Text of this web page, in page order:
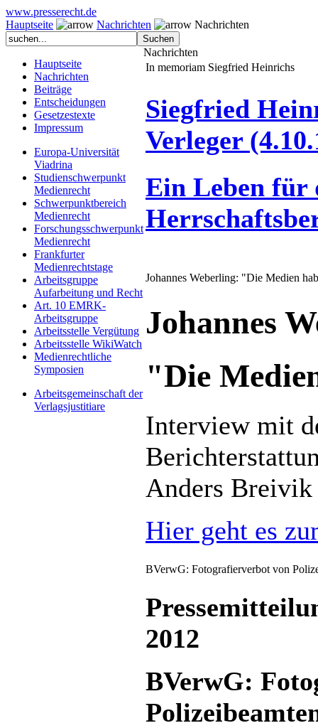
www.presserecht.de
Hauptseite
Nachrichten Nachrichten
Hauptseite
Nachrichten
Beiträge
Entscheidungen
Gesetzestexte
Impressum
Europa-Universität
Viadrina
Studienschwerpunkt
Medienrecht
Schwerpunktbereich
Medienrecht
Forschungsschwerpunkt
Medienrecht
Frankfurter
Medienrechtstage
Arbeitsgruppe
Aufarbeitung und Recht
Art. 10 EMRK-
Arbeitsgruppe
Arbeitsstelle Vergütung
Arbeitsstelle WikiWatch
Medienrechtliche
Symposien
Arbeitsgemeinschaft der
Verlagsjustitiare
Nachrichten
In memoriam Siegfried Heinrichs
Siegfried
Verleger
Ein Leben für
Johannes Weberling: "Die Medien
Johannes
"Die
Interview mit
Anders
Hier geht es
BVerwG: Fotografierverbot von
2012
BVerwG: